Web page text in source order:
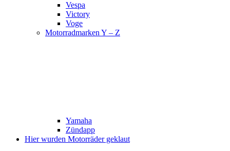
Vespa
Victory
Voge
Motorradmarken Y – Z
Yamaha
Zündapp
Hier wurden Motorräder geklaut